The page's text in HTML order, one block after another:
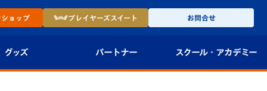
ショップ プレイヤーズスイート お問合せ
グッズ パートナー スクール・ アカデミー